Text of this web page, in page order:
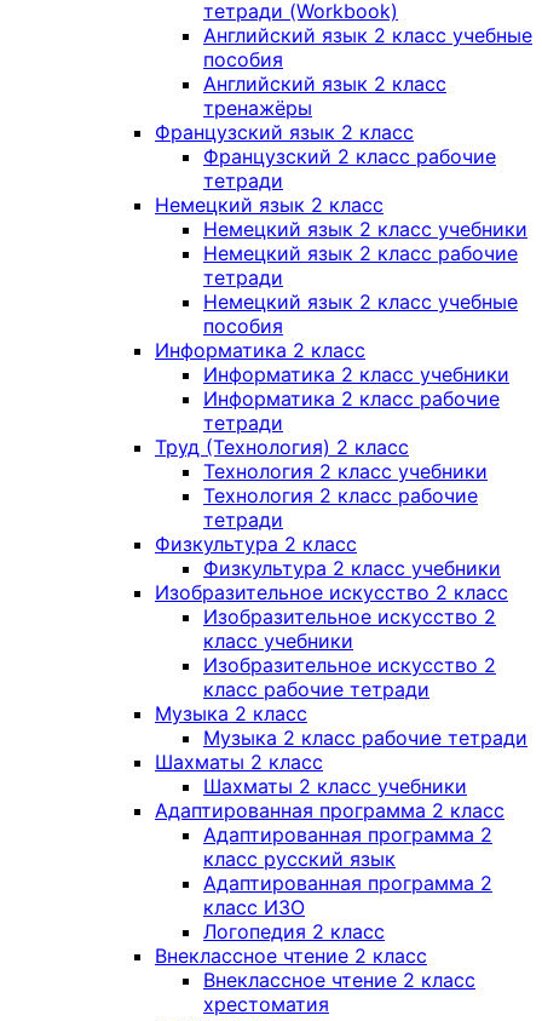
тетради (Workbook)
Английский язык 2 класс учебные
пособия
Английский язык 2 класс
тренажёры
Французский язык 2 класс
Французский 2 класс рабочие
тетради
Немецкий язык 2 класс
Немецкий язык 2 класс учебники
Немецкий язык 2 класс рабочие
тетради
Немецкий язык 2 класс учебные
пособия
Информатика 2 класс
Информатика 2 класс учебники
Информатика 2 класс рабочие
тетради
Труд (Технология) 2 класс
Технология 2 класс учебники
Технология 2 класс рабочие
тетради
Физкультура 2 класс
Физкультура 2 класс учебники
Изобразительное искусство 2 класс
Изобразительное искусство 2
класс учебники
Изобразительное искусство 2
класс рабочие тетради
Музыка 2 класс
Музыка 2 класс рабочие тетради
Шахматы 2 класс
Шахматы 2 класс учебники
Адаптированная программа 2 класс
Адаптированная программа 2
класс русский язык
Адаптированная программа 2
класс ИЗО
Логопедия 2 класс
Внеклассное чтение 2 класс
Внеклассное чтение 2 класс
хрестоматия